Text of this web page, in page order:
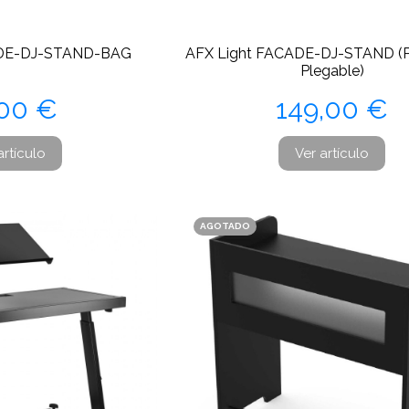
DJ-STAND-BAG
€
AFX Light FACADE-DJ-STAND
Plegable)
Precio
149,00 €
Ver artículo
AGOTADO